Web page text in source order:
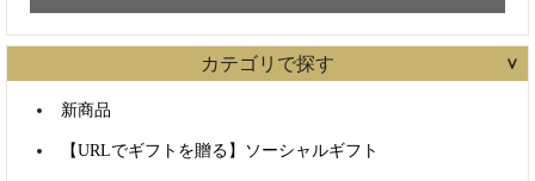
カテゴリで探す
新商品
【URLでギフトを贈る】ソーシャルギフト